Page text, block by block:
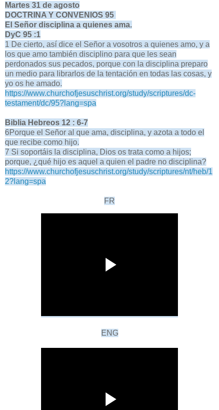
Martes 31 de agosto
DOCTRINA Y CONVENIOS 95
El Señor disciplina a quienes ama.
DyC 95 :1
1 De cierto, así dice el Señor a vosotros a quienes amo, y a
los que amo también disciplino para que les sean
perdonados sus pecados, porque con la disciplina preparo
un medio para librarlos de la tentación en todas las cosas, y
yo os he amado.
https://www.churchofjesuschrist.org/study/scriptures/dc-
testament/dc/95?lang=spa
Biblia Hebreos 12 : 6-7
6Porque el Señor al que ama, disciplina, y azota a todo el
que recibe como hijo.
7 Si soportáis la disciplina, Dios os trata como a hijos;
porque, ¿qué hijo es aquel a quien el padre no disciplina?
https://www.churchofjesuschrist.org/study/scriptures/nt/heb/1
2?lang=spa
FR
ENG